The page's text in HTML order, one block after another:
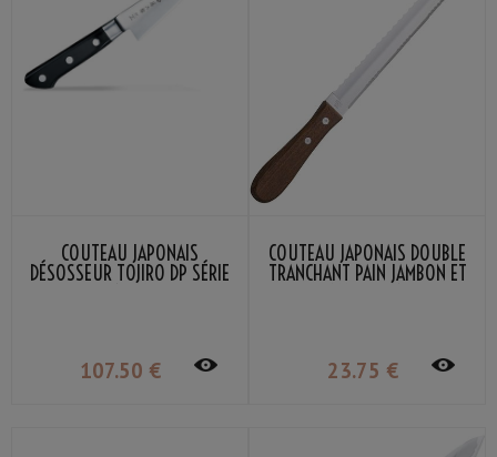
COUTEAU JAPONAIS
DÉSOSSEUR TOJIRO DP SÉRIE
107.50 €
COUTEAU JAPONAIS DOUBLE
TRANCHANT PAIN JAMBON ET
23.75 €